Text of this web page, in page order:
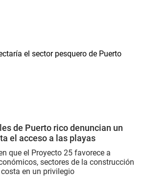
de Puerto rico denuncian un
el acceso a las playas
que el Proyecto 25 favorece a
sectores de la construcción
en un privilegio